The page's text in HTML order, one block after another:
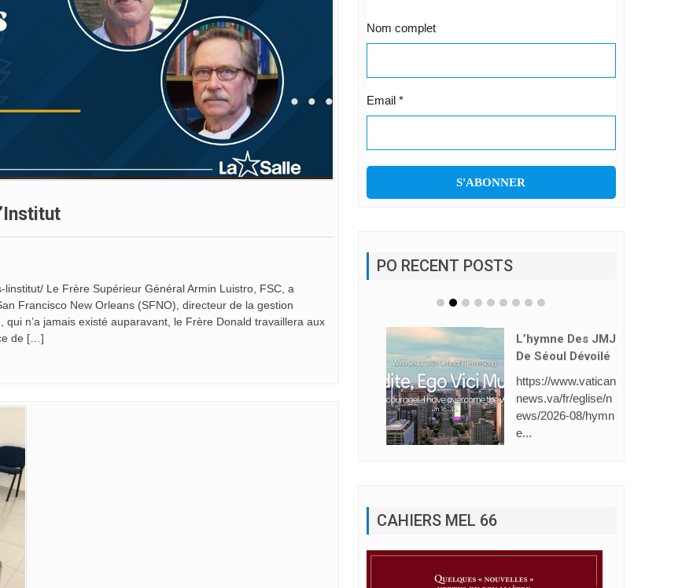
Le Frère Supérieur Général Armin Luistro, FSC, a
Francisco New Orleans (SFNO), directeur de la gestion
n’a jamais existé auparavant, le Frère Donald travaillera aux
de […]
Nom complet
Email *
PO RECENT POSTS
L’hymne Des JMJ
De Séoul Dévoilé
https://www.vatican
news.va/fr/eglise/n
ews/2026-08/hymn
e...
CAHIERS MEL 66